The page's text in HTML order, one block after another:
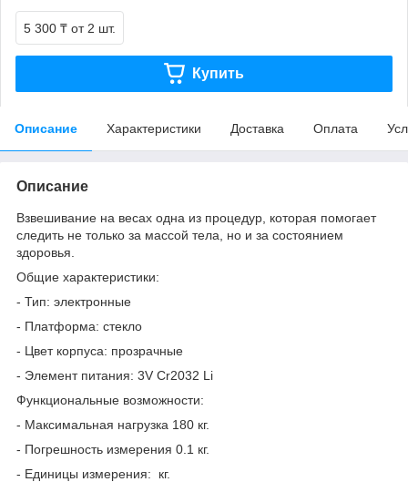
5 300 ₸ от 2 шт.
Купить
Описание Характеристики Доставка Оплата
Описание
Взвешивание на весах одна из процедур, которая помогает
следить не только за массой тела, но и за состоянием
здоровья.
Общие характеристики:
- Тип: электронные
- Платформа: стекло
- Цвет корпуса: прозрачные
- Элемент питания: 3V Cr2032 Li
Функциональные возможности:
- Максимальная нагрузка 180 кг.
- Погрешность измерения 0.1 кг.
- Единицы измерения: кг.